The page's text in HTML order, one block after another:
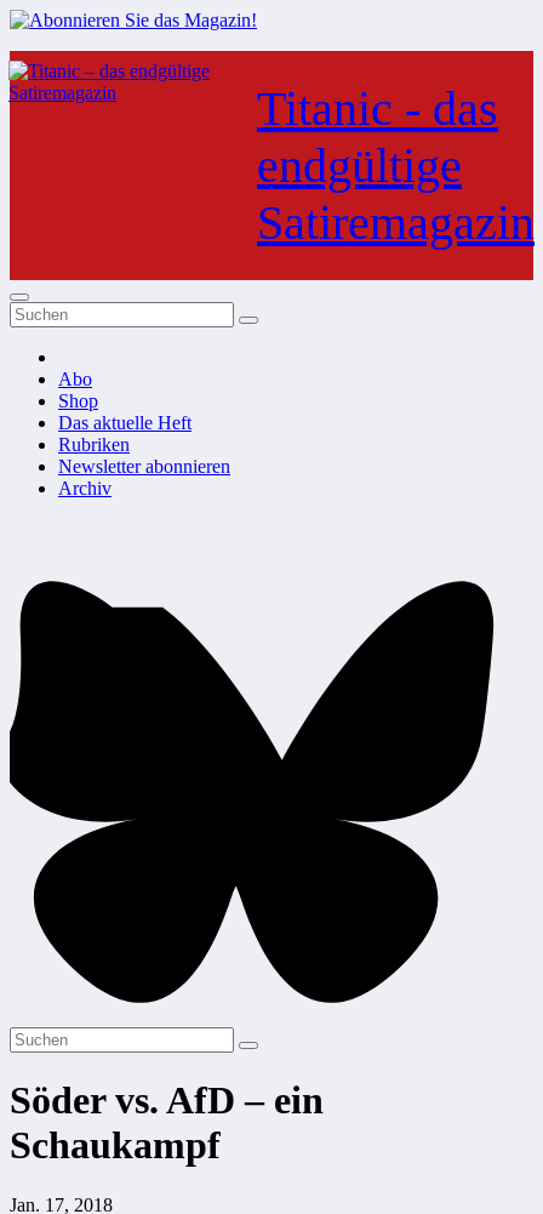
Zum
Inhalt
springen
Titanic - das
endgültige
Satiremagazin
Abo
Shop
Das aktuelle Heft
Rubriken
Newsletter abonnieren
Archiv
Söder vs. AfD – ein
Schaukampf
Jan. 17, 2018